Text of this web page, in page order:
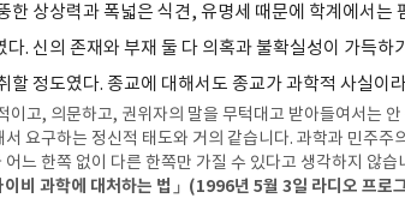
한 상상력과 폭넓은 식견, 유명세 때문에 학계에서는
다. 신의 존재와 부재 둘 다 의혹과 불확실성이 가득
할 정도였다. 종교에 대해서도 종교가 과학적 사실이
이고, 의문하고, 권위자의 말을 무턱대고 받아들여서는
서 요구하는 정신적 태도와 거의 같습니다. 과학과 민주
어느 한쪽 없이 다른 한쪽만 가질 수 있다고 생각하지 않습
비 과학에 대처하는 법」(1996년 5월 3일 라디오 프로